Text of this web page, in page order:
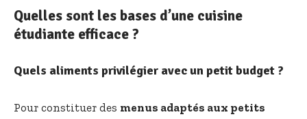
Quelles sont les bases d’une cuisine
étudiante efficace ?
Quels aliments privilégier avec un petit budget ?
Pour constituer des menus adaptés aux petits